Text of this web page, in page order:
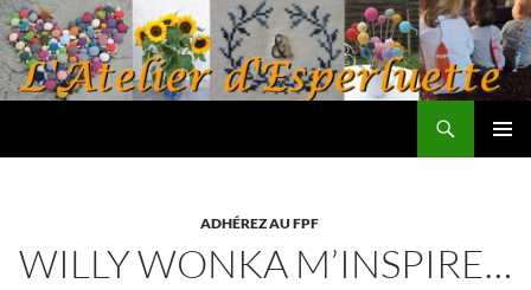
Aller
au
contenu
ADHÉREZ AU FPF
WILLY WONKA M’INSPIRE…